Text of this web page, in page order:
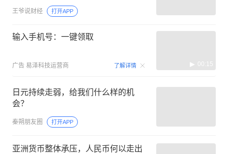
王爷说财经 打开APP
输入手机号：一键领取
广告 易泽科技运营商 了解详情 00:15
日元持续走弱，给我们什么样的机
会？
秦朔朋友圈 打开APP
亚洲货币整体承压，人民币何以走出